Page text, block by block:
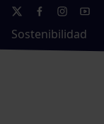
Sostenibilidad